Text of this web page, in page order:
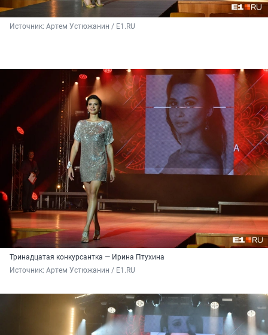
Источник: Артем Устюжанин / Е1.RU
Тринадцатая конкурсантка — Ирина Птухина
Источник: Артем Устюжанин / Е1.RU